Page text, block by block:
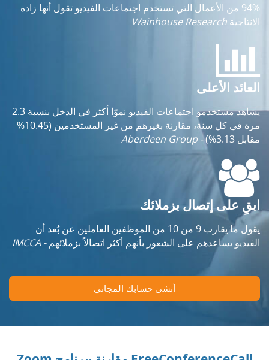
94% من الأعمال التي تستخدم اجتماعات الفيديو تقول أنها زادة
الانتاجية Wainhouse Research
العائد الأعلى
يشاهد مستخدمو اجتماعات الفيديو نموّا أكثر في الدخل بنسبة 2.3
مرة في كل سنة، مقارنة بغيرهم من غير المستخدمين (10.45%
مقابل 3.13%)
- Aberdeen Group
ابقِ على إتصال بزملائك
يقول ما يقارب 9 من 10 من الموظفين العاملين عن بُعد أن
الفيديو يساعدهم على الشعور بأنهم أكثر اتصالاً بزملائهم- IMCCA
أنشئ حسابك المجاني